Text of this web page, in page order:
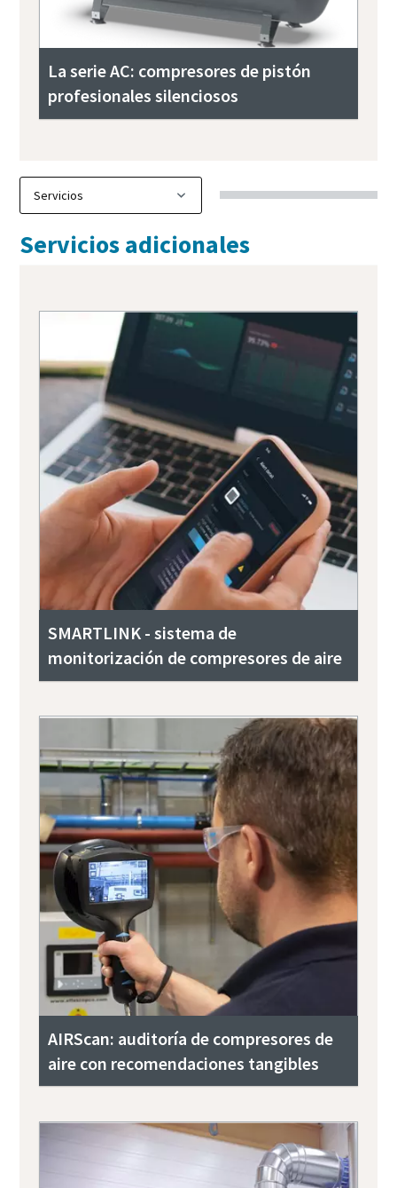
La serie AC: compresores de pistón
profesionales silenciosos
Servicios adicionales
SMARTLINK - sistema de
monitorización de compresores de aire
AIRScan: auditoría de compresores de
aire con recomendaciones tangibles